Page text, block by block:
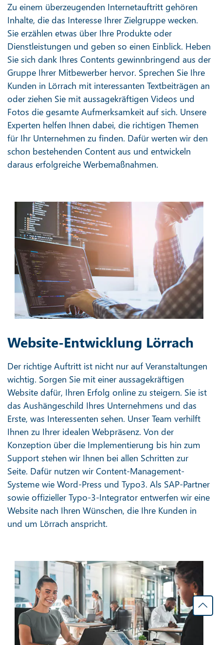
Zu einem überzeugenden Internetauftritt gehören
Inhalte, die das Interesse Ihrer Zielgruppe wecken.
Sie erzählen etwas über Ihre Produkte oder
Dienstleistungen und geben so einen Einblick. Heben
Sie sich dank Ihres Contents gewinnbringend aus der
Gruppe Ihrer Mitbewerber hervor. Sprechen Sie Ihre
Kunden in Lörrach mit interessanten Textbeiträgen an
oder ziehen Sie mit aussagekräftigen Videos und
Fotos die gesamte Aufmerksamkeit auf sich. Unsere
Experten helfen Ihnen dabei, die richtigen Themen
für Ihr Unternehmen zu finden. Dafür werten wir den
schon bestehenden Content aus und entwickeln
daraus erfolgreiche Werbemaßnahmen.
Website-Entwicklung Lörrach
Der richtige Auftritt ist nicht nur auf Veranstaltungen
wichtig. Sorgen Sie mit einer aussagekräftigen
Website dafür, Ihren Erfolg online zu steigern. Sie ist
das Aushängeschild Ihres Unternehmens und das
Erste, was Interessenten sehen. Unser Team verhilft
Ihnen zu Ihrer idealen Webpräsenz. Von der
Konzeption über die Implementierung bis hin zum
Support stehen wir Ihnen bei allen Schritten zur
Seite. Dafür nutzen wir Content-Management-
Systeme wie Word-Press und Typo3. Als SAP-Partner
sowie offizieller Typo-3-Integrator entwerfen wir eine
Website nach Ihren Wünschen, die Ihre Kunden in
und um Lörrach anspricht.